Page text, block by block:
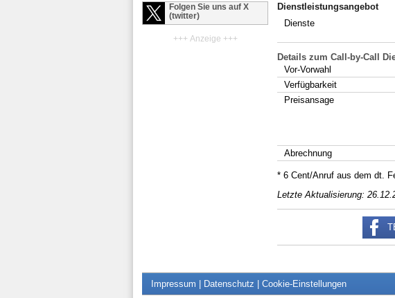
Folgen Sie uns auf X
(twitter)
+++ Anzeige +++
Dienstleistungsangebot
Dienste
Details zum Call-by-Call
Vor-Vorwahl
Verfügbarkeit
Preisansage
Abrechnung
* 6 Cent/Anruf aus dem dt.
Letzte Aktualisierung:
Impressum Datenschutz Cookie-Einstellungen